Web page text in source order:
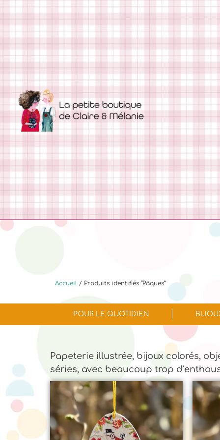
Accueil / Produits identifiés “Pâques”
POUR LE QUOTIDIEN
Papeterie illustrée, bijoux colorés,
séries, avec beaucoup trop